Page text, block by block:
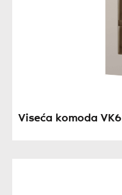
Viseća komoda